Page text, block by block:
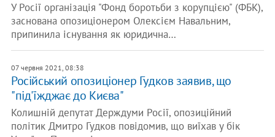
У Росії організація "Фонд боротьби з корупцією" (ФБК),
заснована опозиціонером Олексієм Навальним,
припинила існування як юридична…
07 червня 2021, 08:38
Російський опозиціонер Гудков заявив, що
"під'їжджає до Києва"
Колишній депутат Держдуми Росії, опозиційний
політик Дмитро Гудков повідомив, що виїхав у бік